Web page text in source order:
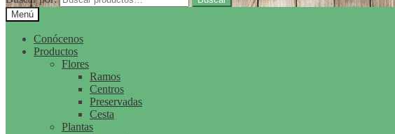
Menú
Conócenos
Productos
Flores
Ramos
Centros
Preservadas
Cesta
Plantas